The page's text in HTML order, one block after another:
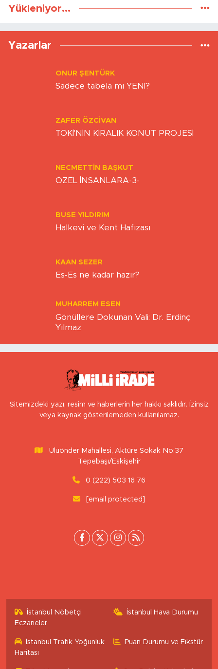
Yükleniyor...
Yazarlar
ONUR ŞENTÜRK
Sadece tabela mı YENİ?
ZAFER ÖZCIVAN
TOKİ'NİN KİRALIK KONUT PROJESİ
NECMETTIN BAŞKUT
ÖZEL İNSANLARA-3-
BUSE YILDIRIM
Halkevi ve Kent Hafızası
KAAN SEZER
Es-Es ne kadar hazır?
MUHARREM ESEN
Gönüllere Dokunan Vali: Dr. Erdinç
Yılmaz
Sitemizdeki yazı, resim ve haberlerin her hakkı saklıdır. İzinsiz
veya kaynak gösterilemeden kullanılamaz.
Uluönder Mahallesi, Aktüre Sokak No:37
Tepebaşı/Eskişehir
0 (222) 503 16 76
[email protected]
İstanbul Nöbetçi
Eczaneler
İstanbul Hava Durumu
İstanbul Trafik Yoğunluk
Haritası
Puan Durumu ve Fikstür